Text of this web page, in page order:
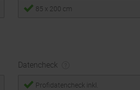
85 x 200 cm
Datencheck
Profidatencheck inkl.